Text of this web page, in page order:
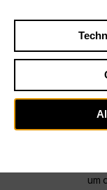
Sa29.8.
12:00
um